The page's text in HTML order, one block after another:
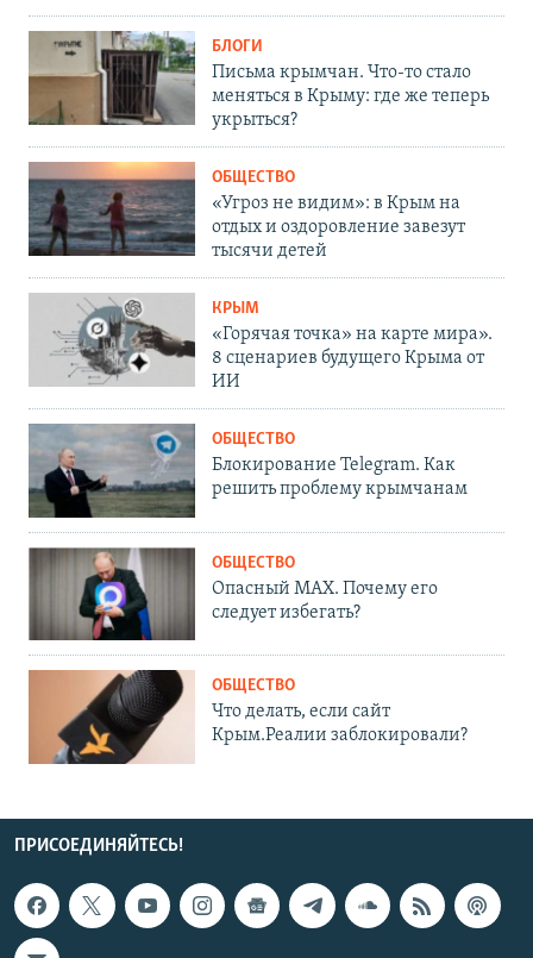
БЛОГИ
Письма крымчан. Что-то стало
меняться в Крыму: где же теперь
укрыться?
ОБЩЕСТВО
«Угроз не видим»: в Крым на
отдых и оздоровление завезут
тысячи детей
КРЫМ
«Горячая точка» на карте мира».
8 сценариев будущего Крыма от
ИИ
ОБЩЕСТВО
Блокирование Telegram. Как
решить проблему крымчанам
ОБЩЕСТВО
Опасный MAX. Почему его
следует избегать?
ОБЩЕСТВО
Что делать, если сайт
Крым.Реалии заблокировали?
ПРИСОЕДИНЯЙТЕСЬ!